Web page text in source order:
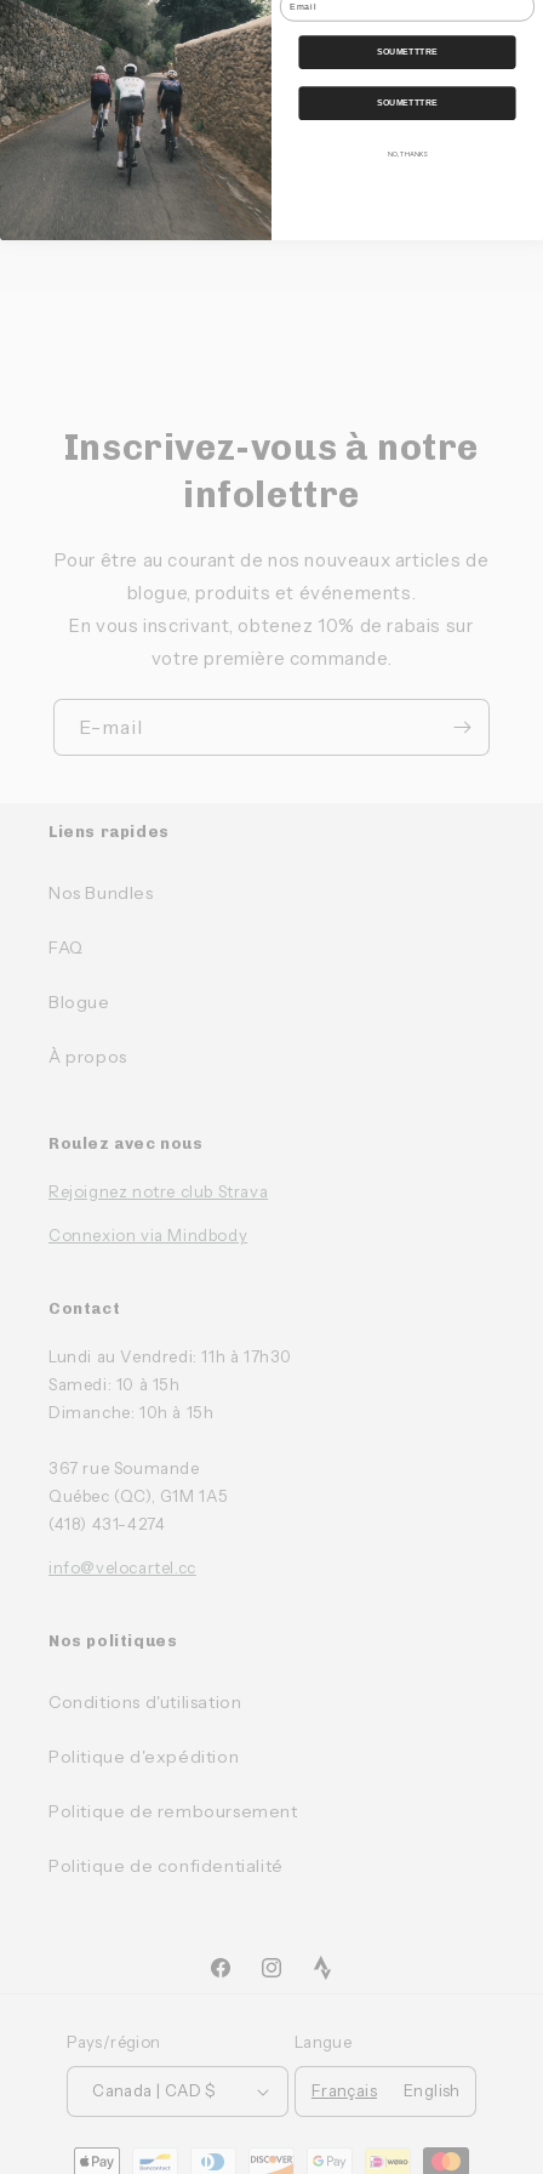
Nos Bundles
Expédition
Partager
Inscrivez-vous à notre
infolettre
Pour être au courant de nos nouveaux articles de
blogue, produits et événements.
En vous inscrivant, obtenez 10% de rabais sur
votre première commande.
E-mail
Liens rapides
Nos Bundles
FAQ
Blogue
À propos
Roulez avec nous
Rejoignez notre club Strava
Connexion via Mindbody
Contact
Lundi au Vendredi: 11h à 17h30
Samedi: 10 à 15h
Dimanche: 10h à 15h
367 rue Soumande
Québec (QC), G1M 1A5
(418) 431-4274
info@velocartel.cc
Nos politiques
Conditions d'utilisation
Politique d'expédition
Politique de remboursement
Politique de confidentialité
FacebookInstagramTikTok
Pays/région
Canada | CAD $
Langue
Français English
Moyens
SOUMETTTRE
SOUMETTTRE
NO, THANKS